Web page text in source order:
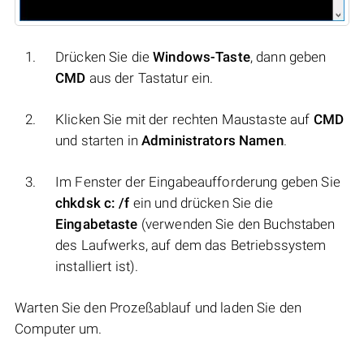
Drücken Sie dieWindows-Taste, dann geben
CMD aus der Tastatur ein.
Klicken Sie mit der rechten Maustaste auf CMD
und starten in Administrators Namen.
Im Fenster der Eingabeaufforderung geben Sie
chkdsk c: /f ein und drücken Sie die
Eingabetaste (verwenden Sie den Buchstaben
des Laufwerks, auf dem das Betriebssystem
installiert ist).
Warten Sie den Prozeßablauf und laden Sie den
Computer um.